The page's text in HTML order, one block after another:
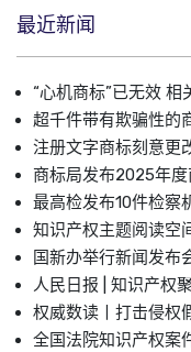
最近新闻
“心机商标”已无效 相
超千件带有欺骗性的
注册文字商标刻意更
商标局发布2025年
最高检发布10件检察
知识产权主题阅读空
国新办举行新闻发
人民日报 | 知识产权
权威数读丨打击侵权
全国法院知识产权案